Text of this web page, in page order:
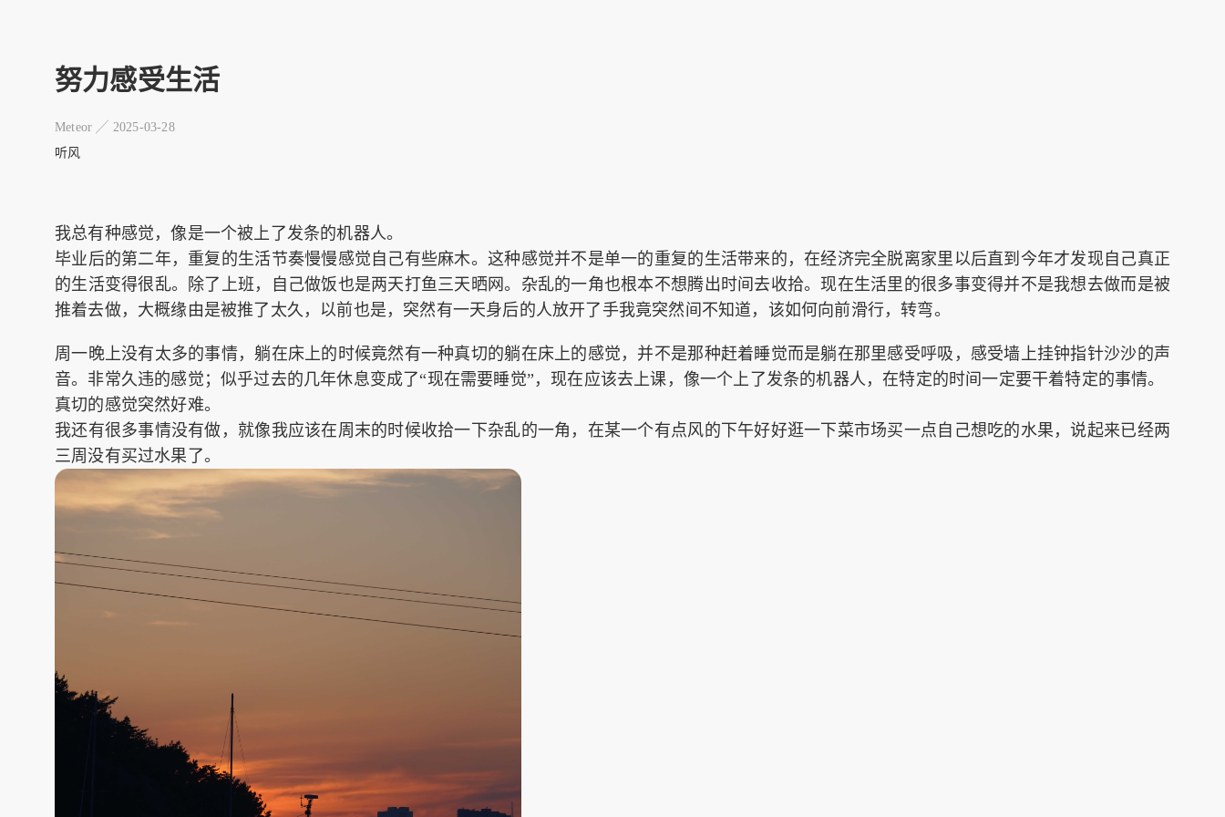
努力感受生活
Meteor ╱ 2025-03-28
听风
我总有种感觉，像是一个被上了发条的机器人。
毕业后的第二年，重复的生活节奏慢慢感觉自己有些麻木。这种感觉并不是单一的重复的生活带来的，在经济完全脱离家里以后直到今年才发现自己真正
的生活变得很乱。除了上班，自己做饭也是两天打鱼三天晒网。杂乱的一角也根本不想腾出时间去收拾。现在生活里的很多事变得并不是我想去做而是被
推着去做，大概缘由是被推了太久，以前也是，突然有一天身后的人放开了手我竟突然间不知道，该如何向前滑行，转弯。
周一晚上没有太多的事情，躺在床上的时候竟然有一种真切的躺在床上的感觉，并不是那种赶着睡觉而是躺在那里感受呼吸，感受墙上挂钟指针沙沙的声
音。非常久违的感觉；似乎过去的几年休息变成了“现在需要睡觉”，现在应该去上课，像一个上了发条的机器人，在特定的时间一定要干着特定的事情。
真切的感觉突然好难。
我还有很多事情没有做，就像我应该在周末的时候收拾一下杂乱的一角，在某一个有点风的下午好好逛一下菜市场买一点自己想吃的水果，说起来已经两
三周没有买过水果了。